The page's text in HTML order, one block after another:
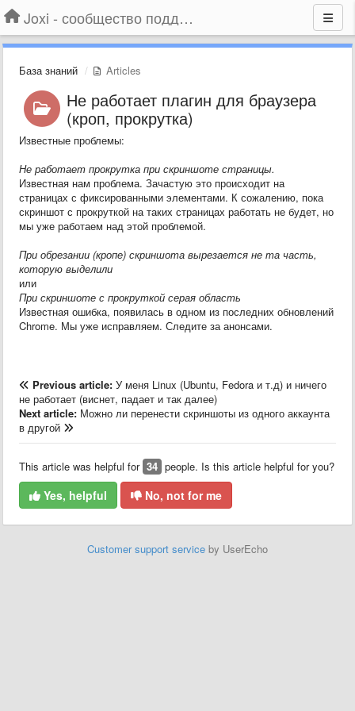
Joxi - сообщество поддержки
База знаний Articles
Не работает плагин для браузера
(кроп, прокрутка)
Известные проблемы:
Не работает прокрутка при скриншоте страницы.
Известная нам проблема. Зачастую это происходит на
страницах с фиксированными элементами. К сожалению, пока
скриншот с прокруткой на таких страницах работать не будет, но
мы уже работаем над этой проблемой.
При обрезании (кропе) скриншота вырезается не та часть,
которую выделили
или
При скриншоте с прокруткой серая область
Известная ошибка, появилась в одном из последних обновлений
Chrome. Мы уже исправляем. Следите за анонсами.
Previous article: У меня Linux (Ubuntu, Fedora и т.д) и ничего
не работает (виснет, падает и так далее)
Next article: Можно ли перенести скриншоты из одного аккаунта
в другой
This article was helpful for 34 people. Is this article helpful for you?
Yes, helpful No, not for me
Customer support service by UserEcho